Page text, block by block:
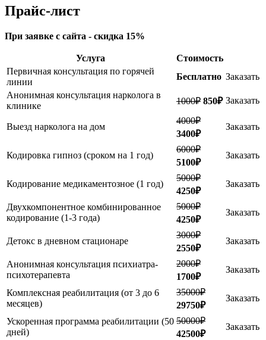
Прайс-лист
При заявке с сайта - скидка 15%
Услуга
Стоимость
Первичная консультация по горячей
линии
Бесплатно Заказать
Анонимная консультация нарколога в
клинике
1000₽ 850₽ Заказать
Выезд нарколога на дом
4000₽
3400₽
Заказать
Кодировка гипноз (сроком на 1 год)
6000₽
5100₽
Заказать
Кодирование медикаментозное (1 год)
5000₽
4250₽
Заказать
Двухкомпонентное комбинированное
кодирование (1-3 года)
5000₽
4250₽
Заказать
Детокс в дневном стационаре
3000₽
2550₽
Заказать
Анонимная консультация психиатра-
психотерапевта
2000₽
1700₽
Заказать
Комплексная реабилитация (от 3 до 6
месяцев)
35000₽
29750₽
Заказать
Ускоренная программа реабилитации (50
дней)
50000₽
42500₽
Заказать